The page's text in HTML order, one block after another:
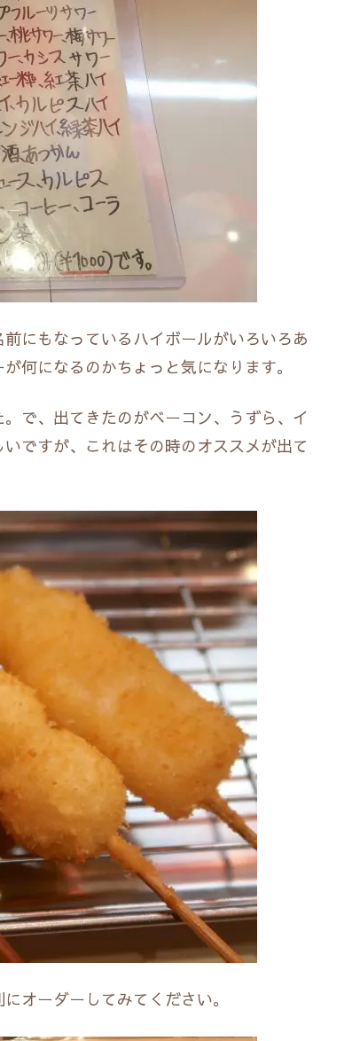
にもなっているハイボールがいろいろあ
何になるのかちょっと気になります。
で、出てきたのがベーコン、うずら、イ
ですが、これはその時のオススメが出て
オーダーしてみてください。